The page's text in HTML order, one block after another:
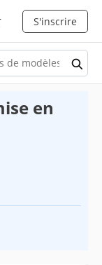
S'inscrire
en